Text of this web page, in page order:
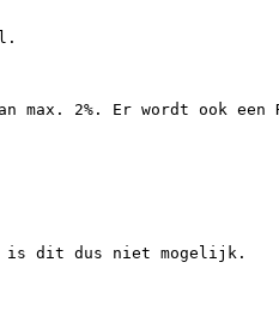
2%. Er wordt ook een
is dit dus niet mogelijk.